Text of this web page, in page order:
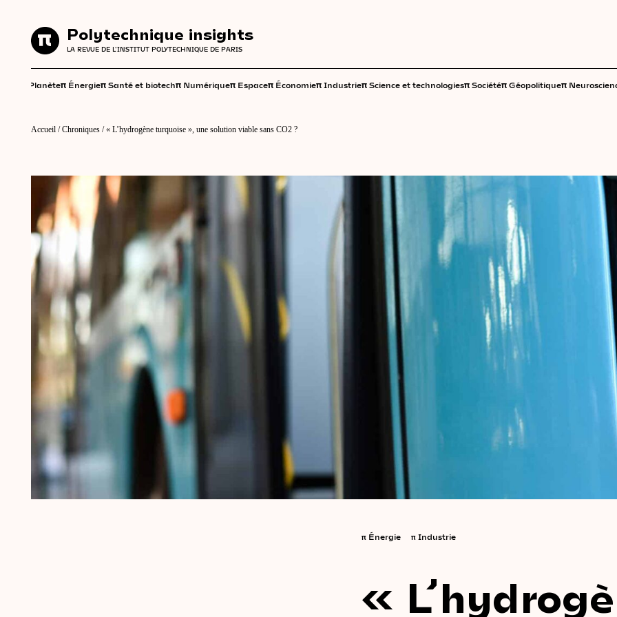
Polytechnique insights
LA REVUE DE L'INSTITUT POLYTECHNIQUE DE PARIS
Planèteπ Énergieπ Santé et biotechπ Numériqueπ Espaceπ Économieπ Industrieπ Science et technologiesπ Sociétéπ Géopolitiqueπ
Polytechnique insights
LA REVUE DE L'INSTITUT POLYTECHNIQUE DE PARIS
Accueil /Chroniques /« L’hydrogène turquoise », une solution viable sans CO2 ?
π Énergie π Industrie
«